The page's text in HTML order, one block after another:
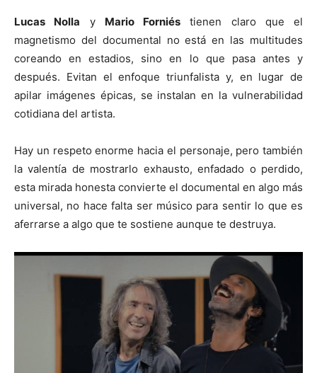
Lucas Nolla y Mario Forniés tienen claro que el
magnetismo del documental no está en las multitudes
coreando en estadios, sino en lo que pasa antes y
después. Evitan el enfoque triunfalista y, en lugar de
apilar imágenes épicas, se instalan en la vulnerabilidad
cotidiana del artista.
Hay un respeto enorme hacia el personaje, pero también
la valentía de mostrarlo exhausto, enfadado o perdido,
esta mirada honesta convierte el documental en algo más
universal, no hace falta ser músico para sentir lo que es
aferrarse a algo que te sostiene aunque te destruya.